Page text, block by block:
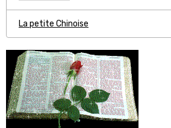
La petite Chinoise